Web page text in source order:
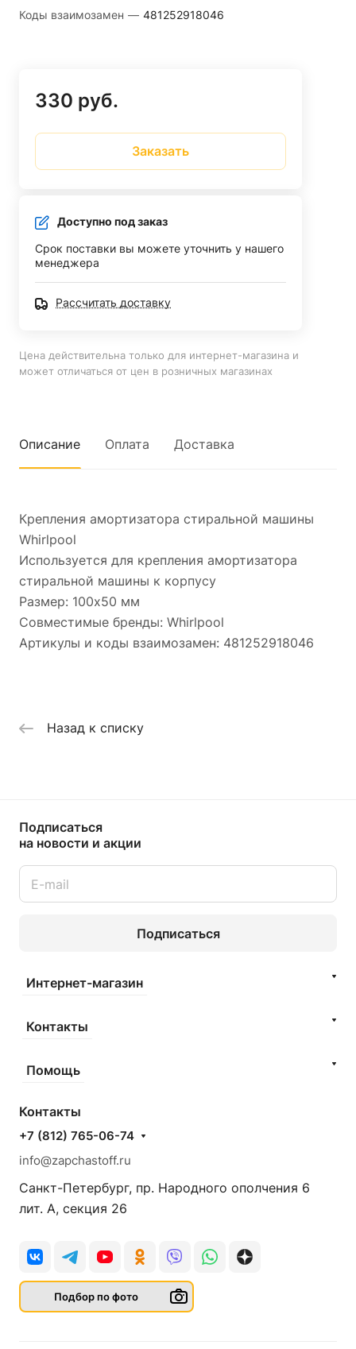
Коды взаимозамен — 481252918046
330 руб.
Заказать
Доступно под заказ
Срок поставки вы можете уточнить у нашего
менеджера
Рассчитать доставку
Цена действительна только для интернет-магазина и
может отличаться от цен в розничных магазинах
Описание Оплата Доставка
Крепления амортизатора стиральной машины
Whirlpool
Используется для крепления амортизатора
стиральной машины к корпусу
Размер: 100x50 мм
Совместимые бренды: Whirlpool
Артикулы и коды взаимозамен: 481252918046
Назад к списку
Подписаться
на новости и акции
Подписаться
Интернет-магазин
Контакты
Помощь
Контакты
+7 (812) 765-06-74
info@zapchastoff.ru
Санкт-Петербург, пр. Народного ополчения 6
лит. А, секция 26
Подбор по фото